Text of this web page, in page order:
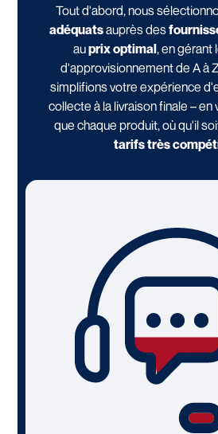
Tout d'abord, nous
adéquatsauprès des
auprix optimal, en gérant
d'approvisionnement de A à
simplifions votre expérience
collecte à la livraison finale –
que chaque produit, où qu'il
tarifs très